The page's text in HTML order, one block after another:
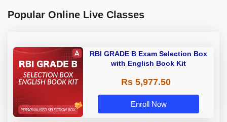
Popular Online Live Classes
RBI GRADE B Exam Selection Box
with English Book Kit
Rs 5,977.50
Enroll Now